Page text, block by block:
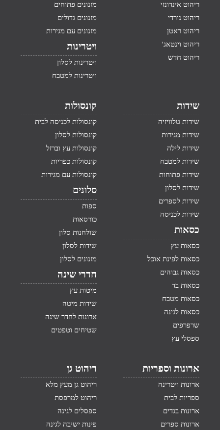
ריהוט אינדונזי
ריהוט נורדי
ריהוט ראטן
ריהוט וינטאג'
ריהוט חדש
מזנונים פתוחים
מזנונים גדולים
מזנונים עם מגירות
ויטרינות
ויטרינות לסלון
ויטרינות למטבח
שידות
שידות טלוויזיה
שידות מגירות
שידות לילה
שידות למטבח
שידות פתוחות
שידות לסלון
שידות לספרים
שידות לכניסה
כסאות
כסאות עץ
כסאות לפינת אוכל
כסאות גבוהים
כסאות בד
כסאות מטבח
כסאות לגינה
שרפרפים
ספסלי עץ
קונסולות
קונסולות לכניסה לבית
קונסולות לסלון
קונסולות עץ וברזל
קונסולות כפריות
קונסולות עם מגירות
סלונים
ספות
כורסאות
שולחנות סלון
שידות לסלון
מזנונים לסלון
חדרי שינה
מיטות עץ
שידות מיטה
ארונות לחדר שינה
שטיחים וטפטים
ארונות וספריות
ארונות ויטרינה
ספריות לבית
ארונות בגדים
ארונות ספרים
ריהוט גן
ריהוט גן מעץ מלא
ריהוט למרפסת
ספסלים לגינה
פינות ישיבה לגינה